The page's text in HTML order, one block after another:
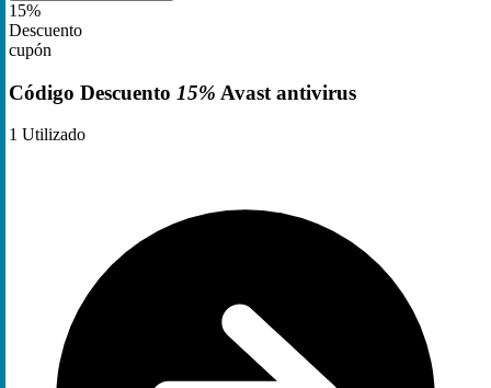
15%
Descuento
cupón
Código Descuento 15% Avast antivirus
1 Utilizado